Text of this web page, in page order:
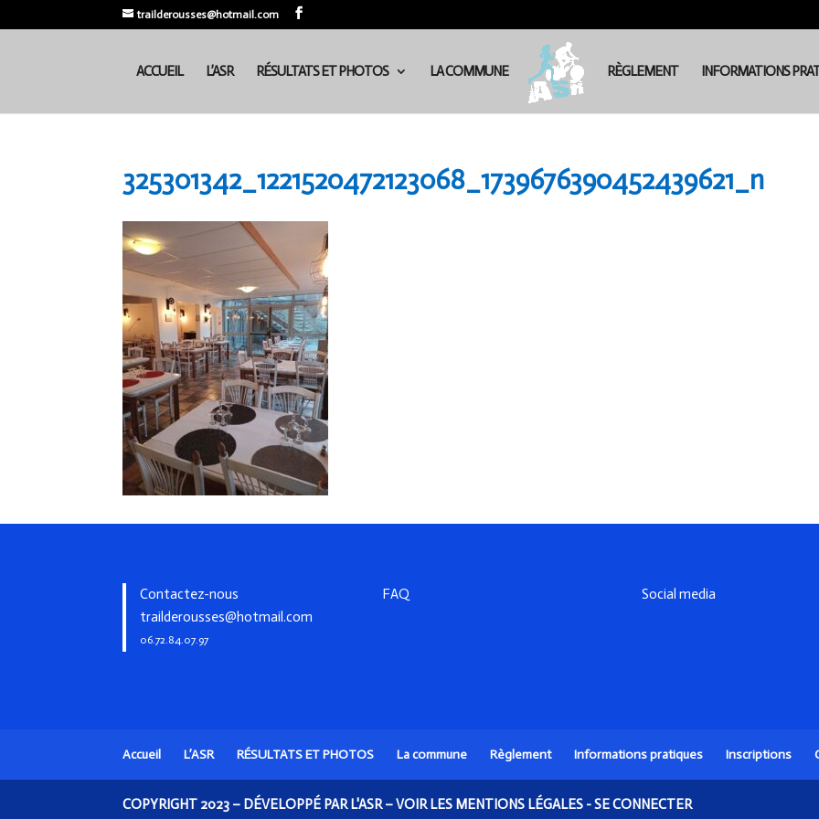
trailderousses@hotmail.com
ACCUEIL L’ASR RÉSULTATS ET PHOTOS LA COMMUNE RÈGLEMENT INFORMATIONS
325301342_1221520472123068_1739676390452439621_n
Contactez-nous
trailderousses@hotmail.com
06.72.84.07.97
FAQ Social media
Accueil L’ASR RÉSULTATS ET PHOTOS La commune Règlement Informations pratiques Inscriptions
COPYRIGHT 2023 – DÉVELOPPÉ PAR L'ASR –VOIR LES MENTIONS LÉGALES -SE CONNECTER